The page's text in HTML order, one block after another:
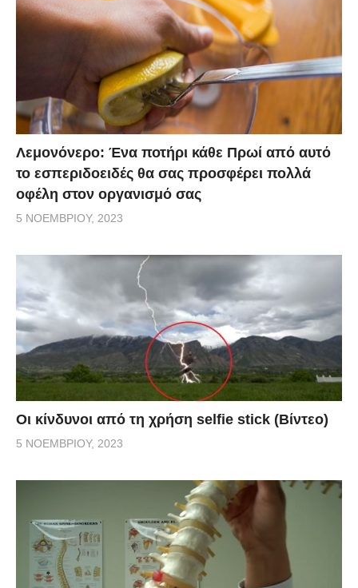
Λεμονόνερο: Ένα ποτήρι κάθε Πρωί από αυτό
το εσπεριδοειδές θα σας προσφέρει πολλά
οφέλη στον οργανισμό σας
5 ΝΟΕΜΒΡΊΟΥ, 2023
Οι κίνδυνοι από τη χρήση selfie stick (Βίντεο)
5 ΝΟΕΜΒΡΊΟΥ, 2023